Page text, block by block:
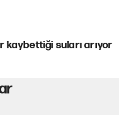
kaybettiği suları arıyor